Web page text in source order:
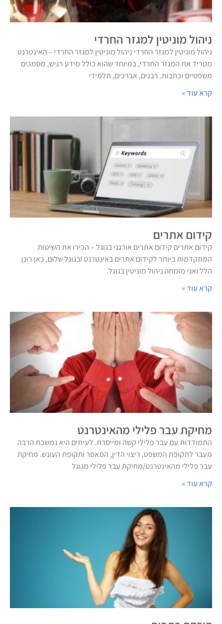
ניהול מוניטין למגזר החרדי
ניהול מוניטין למגזר החרדי ניהול מוניטין למגזר החרדי – האינטרנט
מטריד את המגזר החרדי, במיוחד שהוא כולל מידע רגיש, מסמכים
משפטיים וכתבות. רבנים, אברכים, תלמידי
קרא עוד »
קידום אתרים
קידום אתרים קידום אתרים אורגני בגוגל – הכירו את השיטות
המתקדמות ביותר לקידום אתרים באינטרנט ובגוגל שלום, כאן רונן
הלל ואני מומחה ניהול מוניטין בגוגל.
קרא עוד »
מחיקת עבר פלילי מהאינטרנט
התמודדות עם עבר פלילי קשה ומייסרת. לעיתים היא נמשכת הרבה
מעבר לתקופת המשפט, ריצוי הדין, המאסר ותקופת העונש. מחיקת
עבר פלילי מהאינטרנט/מחיקת עבר פלילי מגוגל
קרא עוד »